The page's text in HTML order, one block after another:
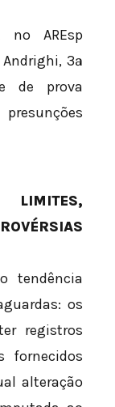
no AREsp
3ª
de prova
tendência
os
registros
fornecidos
alteração